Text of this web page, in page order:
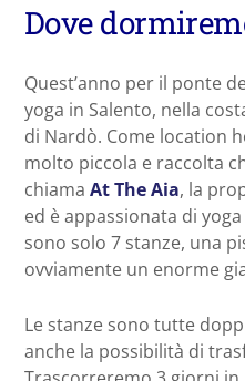
Dove
Quest’anno per il ponte
yoga in Salento, nella
di Nardò. Come location
molto piccola e raccolta
chiama At The Aia, la
ed è appassionata di
sono solo 7 stanze, una
ovviamente un enorme
Le stanze sono tutte
anche la possibilità di